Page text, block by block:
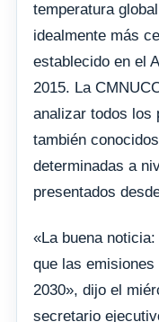
temperatura
idealmente más
establecido en el
2015. La
analizar todos los
también
determinadas a
presentados
«La buena
que las emisiones
2030», dijo el
secretario